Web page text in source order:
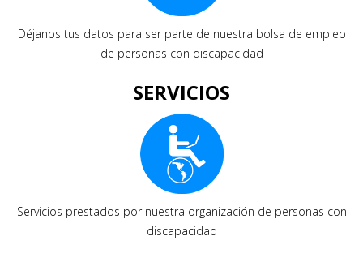
Déjanos tus datos para ser parte de nuestra bolsa de empleo
de personas con discapacidad
SERVICIOS
Servicios prestados por nuestra organización de personas con
discapacidad